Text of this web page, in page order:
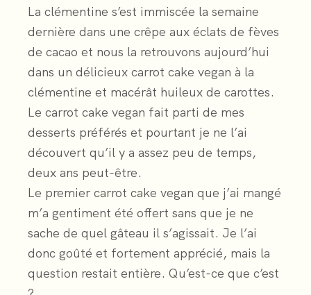
La clémentine s’est immiscée la semaine
dernière dans une crêpe aux éclats de fèves
de cacao et nous la retrouvons aujourd’hui
dans un délicieux carrot cake vegan à la
clémentine et macérât huileux de carottes.
Le carrot cake vegan fait parti de mes
desserts préférés et pourtant je ne l’ai
découvert qu’il y a assez peu de temps,
deux ans peut-être.
Le premier carrot cake vegan que j’ai mangé
m’a gentiment été offert sans que je ne
sache de quel gâteau il s’agissait. Je l’ai
donc goûté et fortement apprécié, mais la
question restait entière. Qu’est-ce que c’est